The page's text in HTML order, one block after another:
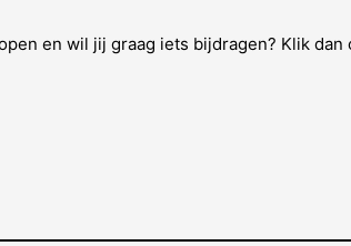
en wil jij graag iets bijdragen? Klik dan